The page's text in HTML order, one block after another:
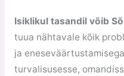
Isiklikul tasandil võib
tuua nähtavale kõik
ja
turvalisusesse,